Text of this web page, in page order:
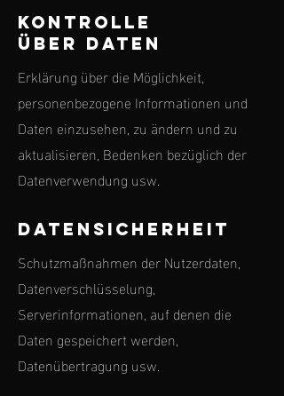
Kontrolle
über Daten
Erklärung über die Möglichkeit,
personenbezogene Informationen und
Daten einzusehen, zu ändern und zu
aktualisieren, Bedenken bezüglich der
Datenverwendung usw.
Datensicherheit
Schutzmaßnahmen der Nutzerdaten,
Datenverschlüsselung,
Serverinformationen, auf denen die
Daten gespeichert werden,
Datenübertragung usw.